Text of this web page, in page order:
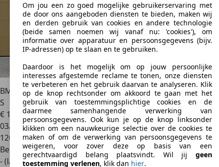
BMW Z4 Roadster sDrive20i Executive * Stuurverwarming *
S
€ 19.950
03/2014
120.240 km
Benzine
- (l/100 km)
Om jou een zo goed mogelijke gebruikerservaring met
de door ons aangeboden diensten te bieden, maken wij
en derden gebruik van cookies en andere technologie
(beide samen noemen wij vanaf nu: 'cookies'), om
informatie over apparatuur en persoonsgegevens (bijv.
IP-adressen) op te slaan en te gebruiken.
Daardoor is het mogelijk om op jouw persoonlijke
interesses afgestemde reclame te tonen, onze diensten
te verbeteren en het gebruik daarvan te analyseren. Klik
op de knop rechtsonder om akkoord te gaan met het
gebruik van toestemmingsplichtige cookies en de
daarmee samenhangende verwerking van
persoonsgegevens. Ook kun je op de knop linksonder
klikken om een nauwkeurige selectie over de cookies te
maken of om de verwerking van persoonsgegevens te
weigeren, voor zover deze op basis van een
gerechtvaardigd belang plaatsvindt. Wil jij geen
toestemming verlenen, klik dan hier.